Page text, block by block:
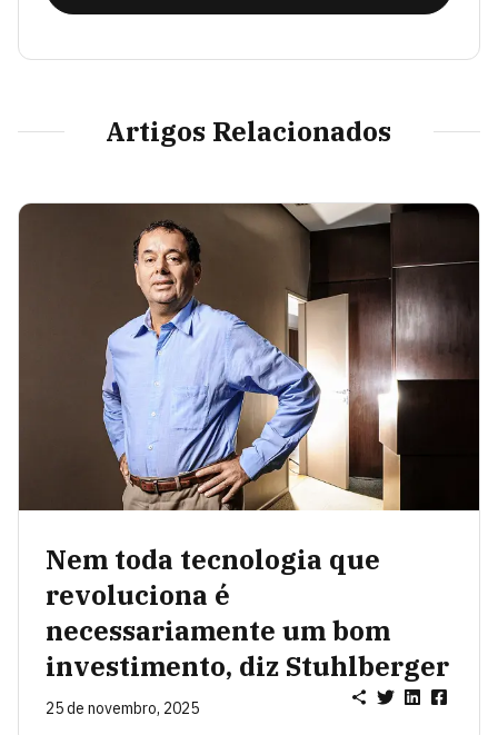
Artigos Relacionados
Nem toda tecnologia que
revoluciona é
necessariamente um bom
investimento, diz Stuhlberger
25 de novembro, 2025